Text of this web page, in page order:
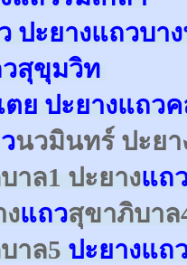
ปะยางแถวบา
สุขุมวิท
ตย ปะยางแถว
นวมินทร์ ปะย
าล1 ปะยางแถ
งแถวสุขาภิบาล
าล5 ปะยางแถ